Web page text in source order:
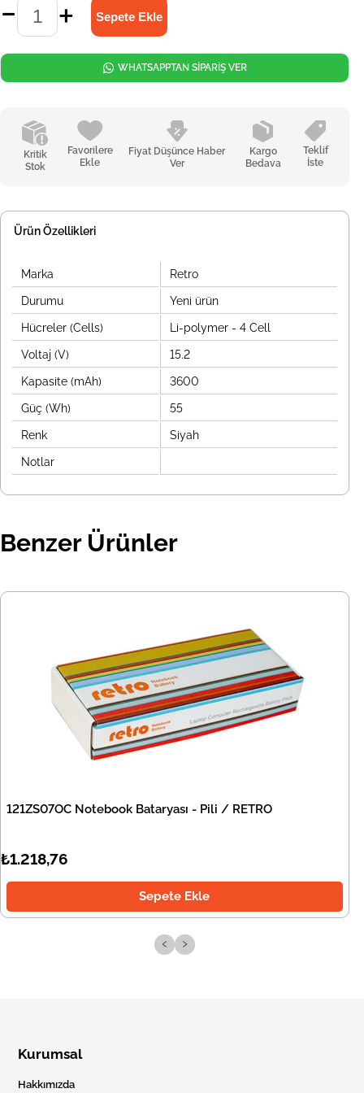
Kritik
Stok
Favorilere
Ekle
Fiyat Düşünce Haber
Ver
Kargo
Bedava
Teklif
İste
WHATSAPPTAN SİPARİŞ VER
Ürün Özellikleri
Marka Retro
Durumu Yeni ürün
Hücreler (Cells) Li-polymer - 4 Cell
Voltaj (V) 15.2
Kapasite (mAh) 3600
Güç (Wh) 55
Renk Siyah
Notlar
Benzer Ürünler
121ZS07OC Notebook Bataryası - Pili / RETRO
₺1.218,76
Sepete Ekle
‹ ›
Kurumsal
Hakkımızda